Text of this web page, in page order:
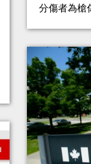
分傷者為槍